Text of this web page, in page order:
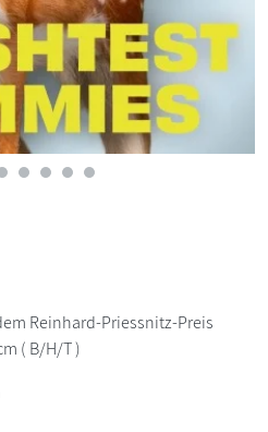
Reinhard-Priessnitz-Preis
( B/H/T )